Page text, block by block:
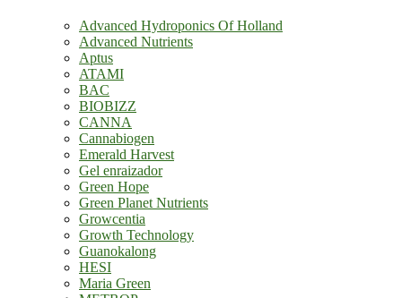
Advanced Hydroponics Of Holland
Advanced Nutrients
Aptus
ATAMI
BAC
BIOBIZZ
CANNA
Cannabiogen
Emerald Harvest
Gel enraizador
Green Hope
Green Planet Nutrients
Growcentia
Growth Technology
Guanokalong
HESI
Maria Green